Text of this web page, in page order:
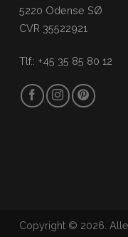
5220 Odense SØ
CVR 35522921
Tlf.: +45 35 85 80 12
Copyright © 2026.